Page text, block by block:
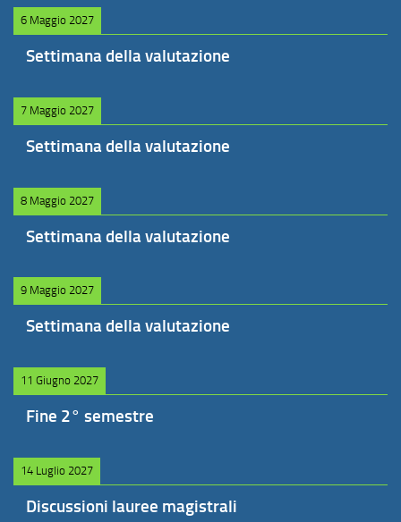
6 Maggio 2027
Settimana della valutazione
7 Maggio 2027
Settimana della valutazione
8 Maggio 2027
Settimana della valutazione
9 Maggio 2027
Settimana della valutazione
11 Giugno 2027
Fine 2° semestre
14 Luglio 2027
Discussioni lauree magistrali